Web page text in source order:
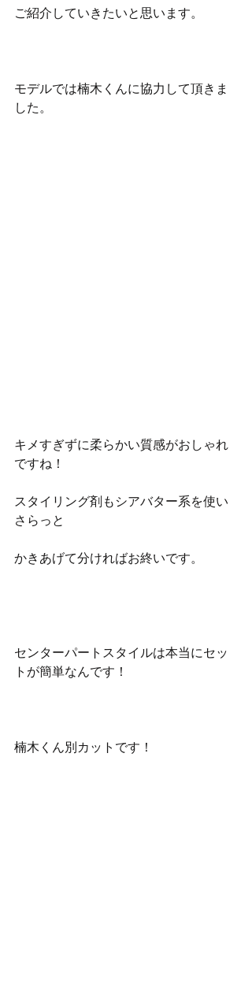
ご紹介していきたいと思います。
モデルでは楠木くんに協力して頂きま
した。
キメすぎずに柔らかい質感がおしゃれ
ですね！
スタイリング剤もシアバター系を使い
さらっと
かきあげて分ければお終いです。
センターパートスタイルは本当にセッ
トが簡単なんです！
楠木くん別カットです！